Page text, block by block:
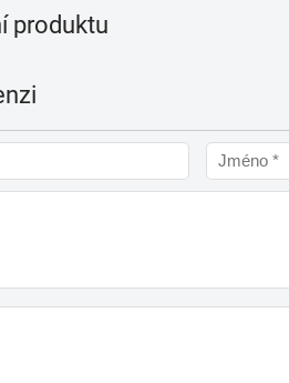
produktu